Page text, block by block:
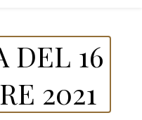
DEL 16
2021